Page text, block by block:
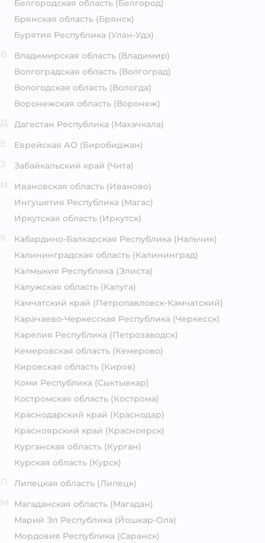
Белгородская область (Белгород)
Брянская область (Брянск)
Бурятия Республика (Улан-Удэ)
Владимирская область (Владимир)
Волгоградская область (Волгоград)
Вологодская область (Вологда)
Воронежская область (Воронеж)
Дагестан Республика (Махачкала)
Еврейская АО (Биробиджан)
Забайкальский край (Чита)
Ивановская область (Иваново)
Ингушетия Республика (Магас)
Иркутская область (Иркутск)
Кабардино-Балкарская Республика (Нальчик)
Калининградская область (Калининград)
Калмыкия Республика (Элиста)
Калужская область (Калуга)
Камчатский край (Петропавловск-Камчатский)
Карачаево-Черкесская Республика (Черкесск)
Карелия Республика (Петрозаводск)
Кемеровская область (Кемерово)
Кировская область (Киров)
Коми Республика (Сыктывкар)
Костромская область (Кострома)
Краснодарский край (Краснодар)
Красноярский край (Красноярск)
Курганская область (Курган)
Курская область (Курск)
Липецкая область (Липецк)
Магаданская область (Магадан)
Марий Эл Республика (Йошкар-Ола)
Мордовия Республика (Саранск)